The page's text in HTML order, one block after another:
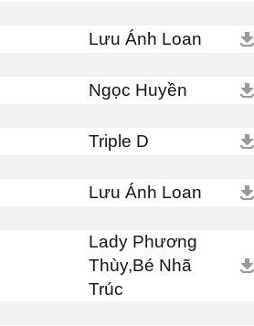
Lưu Ánh Loan
Ngọc Huyền
Triple D
Lưu Ánh Loan
Lady Phương
Thùy,Bé Nhã
Trúc